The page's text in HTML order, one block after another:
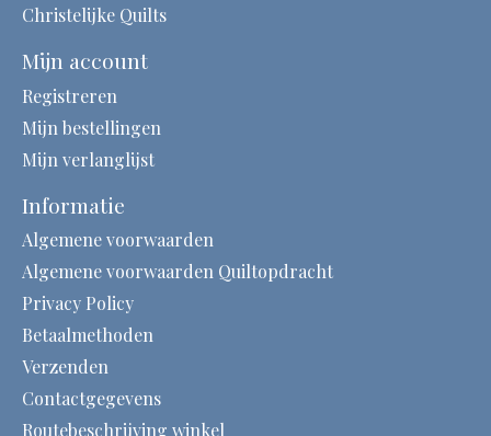
Christelijke Quilts
Mijn account
Registreren
Mijn bestellingen
Mijn verlanglijst
Informatie
Algemene voorwaarden
Algemene voorwaarden Quiltopdracht
Privacy Policy
Betaalmethoden
Verzenden
Contactgegevens
Routebeschrijving winkel